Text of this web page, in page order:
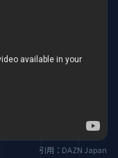
引用：DAZN Japan